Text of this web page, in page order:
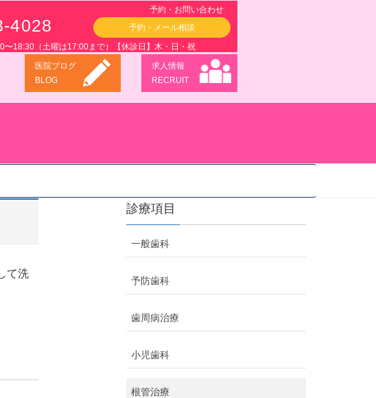
予約・お問い合わせ
4028
予約・メール相談
〜18:30（土曜は17:00まで）【休診日】木・日・祝
医院ブログ
BLOG
求人情報
RECRUIT
て洗
診療項目
一般歯科
予防歯科
歯周病治療
小児歯科
根管治療